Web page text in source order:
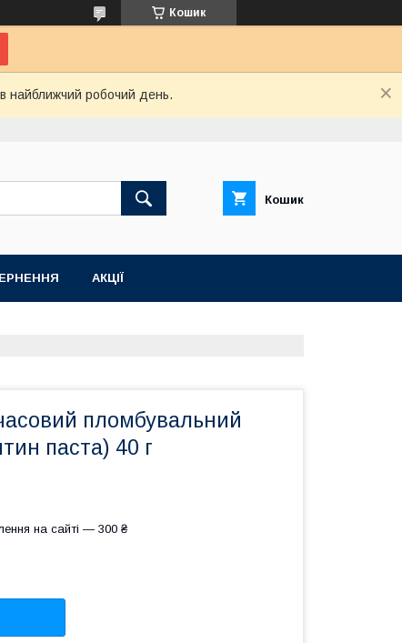
Кошик
найближчий робочий день.
Кошик
АКЦІЇ
пломбувальний
паста) 40 г
на сайті — 300 ₴